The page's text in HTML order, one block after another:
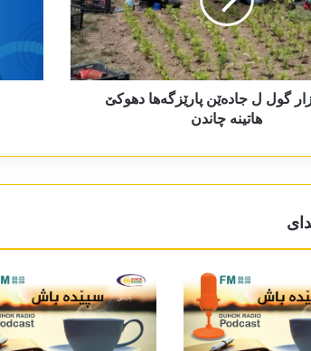
ھزار گول ل جادەێن پارێزگەھا دھوکێ
ھاتینە چاندن